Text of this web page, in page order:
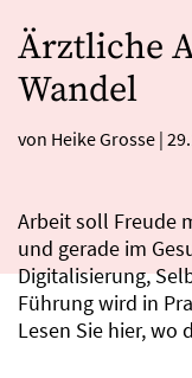
Ärztliche
Wandel
von Heike Grosse |
Arbeit soll Freude
und gerade im
Digitalisierung,
Führung wird in
Lesen Sie hier, wo